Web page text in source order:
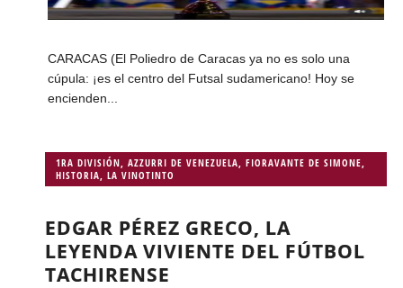
CARACAS (El Poliedro de Caracas ya no es solo una
cúpula: ¡es el centro del Futsal sudamericano! Hoy se
encienden...
1RA DIVISIÓN AZZURRI DE VENEZUELA FIORAVANTE DE SIMONE
HISTORIA LA VINOTINTO
EDGAR PÉREZ GRECO, LA
LEYENDA VIVIENTE DEL FÚTBOL
TACHIRENSE